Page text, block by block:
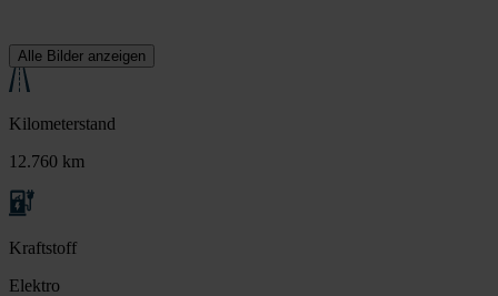
Alle Bilder anzeigen
Kilometerstand
12.760 km
Kraftstoff
Elektro